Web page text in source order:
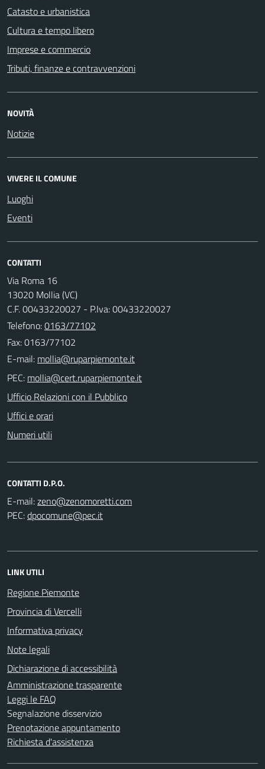
Catasto e urbanistica
Cultura e tempo libero
Imprese e commercio
Tributi, finanze e contravvenzioni
NOVITÀ
Notizie
VIVERE IL COMUNE
Luoghi
Eventi
CONTATTI
Via Roma 16
13020 Mollia (VC)
C.F. 00433220027 - P.Iva: 00433220027
Telefono:0163/77102
Fax: 0163/77102
E-mail:
PEC:
Ufficio Relazioni con il Pubblico
Uffici e orari
Numeri utili
CONTATTI D.P.O.
E-mail:
PEC:
LINK UTILI
Regione Piemonte
Provincia di Vercelli
Informativa privacy
Note legali
Dichiarazione di accessibilità
Amministrazione trasparente
Leggi le FAQ
Segnalazione disservizio
Prenotazione appuntamento
Richiesta d'assistenza